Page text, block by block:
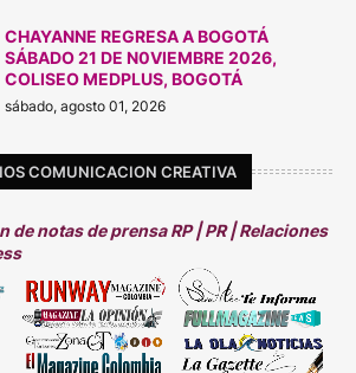
CHAYANNE REGRESA A BOGOTÁ
SÁBADO 21 DE N0VIEMBRE 2026,
COLISEO MEDPLUS, BOGOTÁ
sábado, agosto 01, 2026
COMUNICACION CREATIVA
de notas de prensa RP | PR | Relaciones